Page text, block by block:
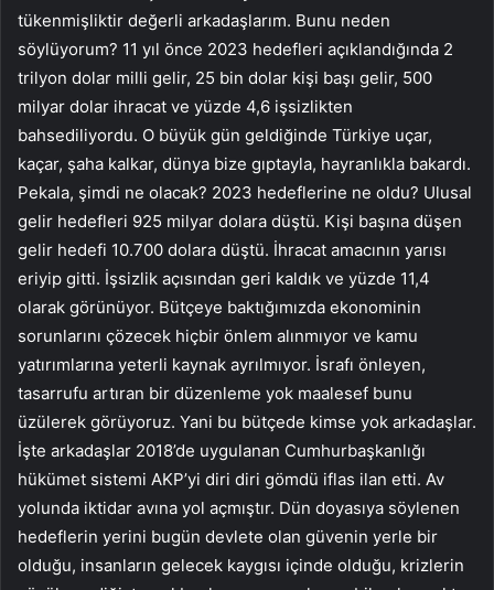
tükenmişliktir değerli arkadaşlarım. Bunu neden
söylüyorum? 11 yıl önce 2023 hedefleri açıklandığında 2
trilyon dolar milli gelir, 25 bin dolar kişi başı gelir, 500
milyar dolar ihracat ve yüzde 4,6 işsizlikten
bahsediliyordu. O büyük gün geldiğinde Türkiye uçar,
kaçar, şaha kalkar, dünya bize gıptayla, hayranlıkla bakardı.
Pekala, şimdi ne olacak? 2023 hedeflerine ne oldu? Ulusal
gelir hedefleri 925 milyar dolara düştü. Kişi başına düşen
gelir hedefi 10.700 dolara düştü. İhracat amacının yarısı
eriyip gitti. İşsizlik açısından geri kaldık ve yüzde 11,4
olarak görünüyor. Bütçeye baktığımızda ekonominin
sorunlarını çözecek hiçbir önlem alınmıyor ve kamu
yatırımlarına yeterli kaynak ayrılmıyor. İsrafı önleyen,
tasarrufu artıran bir düzenleme yok maalesef bunu
üzülerek görüyoruz. Yani bu bütçede kimse yok arkadaşlar.
İşte arkadaşlar 2018’de uygulanan Cumhurbaşkanlığı
hükümet sistemi AKP’yi diri diri gömdü iflas ilan etti. Av
yolunda iktidar avına yol açmıştır. Dün doyasıya söylenen
hedeflerin yerini bugün devlete olan güvenin yerle bir
olduğu, insanların gelecek kaygısı içinde olduğu, krizlerin